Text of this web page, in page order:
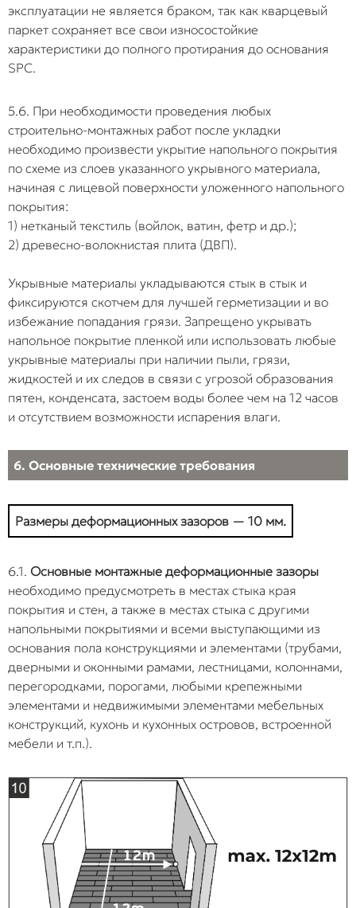
эксплуатации не является браком, так как кварцевый
паркет сохраняет все свои износостойкие
характеристики до полного протирания до основания
SPC.
5.6. При необходимости проведения любых
строительно-монтажных работ после укладки
необходимо произвести укрытие напольного покрытия
по схеме из слоев указанного укрывного материала,
начиная с лицевой поверхности уложенного напольного
покрытия:
1) нетканый текстиль (войлок, ватин, фетр и др.);
2) древесно-волокнистая плита (ДВП).
Укрывные материалы укладываются стык в стык и
фиксируются скотчем для лучшей герметизации и во
избежание попадания грязи. Запрещено укрывать
напольное покрытие пленкой или использовать любые
укрывные материалы при наличии пыли, грязи,
жидкостей и их следов в связи с угрозой образования
пятен, конденсата, застоем воды более чем на 12 часов
и отсутствием возможности испарения влаги.
6. Основные технические требования
Размеры деформационных зазоров — 10 мм.
6.1. Основные монтажные деформационные зазоры
необходимо предусмотреть в местах стыка края
покрытия и стен, а также в местах стыка с другими
напольными покрытиями и всеми выступающими из
основания пола конструкциями и элементами (трубами,
дверными и оконными рамами, лестницами, колоннами,
перегородками, порогами, любыми крепежными
элементами и недвижимыми элементами мебельных
конструкций, кухонь и кухонных островов, встроенной
мебели и т.п.).